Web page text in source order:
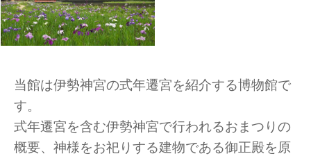
当館は伊勢神宮の式年遷宮を紹介する博物館で
す。
式年遷宮を含む伊勢神宮で行われるおまつりの
概要、神様をお祀りする建物である御正殿を原